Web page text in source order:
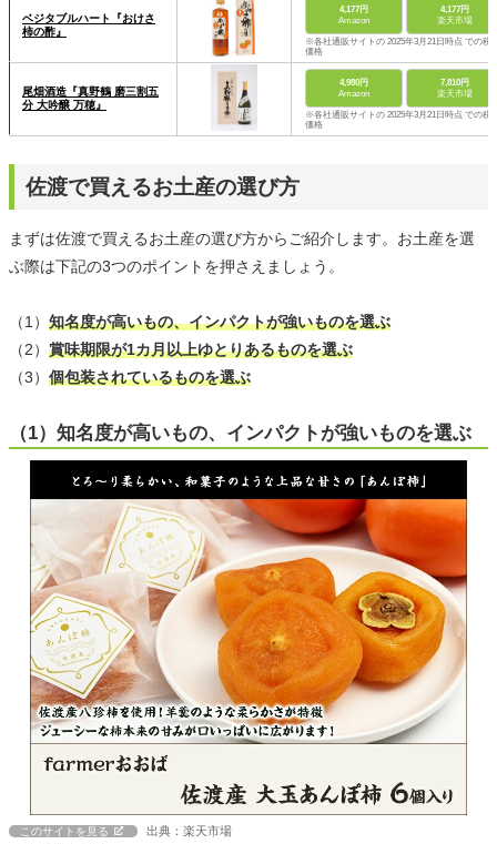
ベジタブルハート『おけさ
柿の酢』
4,177円
Amazon
4,177円
楽天市場
※各社通販サイトの 2025年3月21日時点 での税
価格
尾畑酒造『真野鶴 磨三割五
分 大吟醸 万穂』
4,980円
Amazon
7,810円
楽天市場
※各社通販サイトの 2025年3月21日時点 での税
価格
佐渡で買えるお土産の選び方
まずは佐渡で買えるお土産の選び方からご紹介します。お土産を選
ぶ際は下記の3つのポイントを押さえましょう。
（1） 知名度が高いもの、インパクトが強いものを選ぶ
（2） 賞味期限が1カ月以上ゆとりあるものを選ぶ
（3） 個包装されているものを選ぶ
（1）知名度が高いもの、インパクトが強いものを選ぶ
このサイトを見る 出典：楽天市場